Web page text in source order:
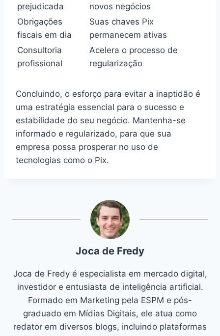
prejudicada
novos negócios
Obrigações
fiscais em dia
Suas chaves Pix
permanecem ativas
Consultoria
profissional
Acelera o processo de
regularização
Concluindo, o esforço para evitar a inaptidão é
uma estratégia essencial para o sucesso e
estabilidade do seu negócio. Mantenha-se
informado e regularizado, para que sua
empresa possa prosperar no uso de
tecnologias como o Pix.
Joca de Fredy
Joca de Fredy é especialista em mercado digital,
investidor e entusiasta de inteligência artificial.
Formado em Marketing pela ESPM e pós-
graduado em Mídias Digitais, ele atua como
redator em diversos blogs, incluindo plataformas